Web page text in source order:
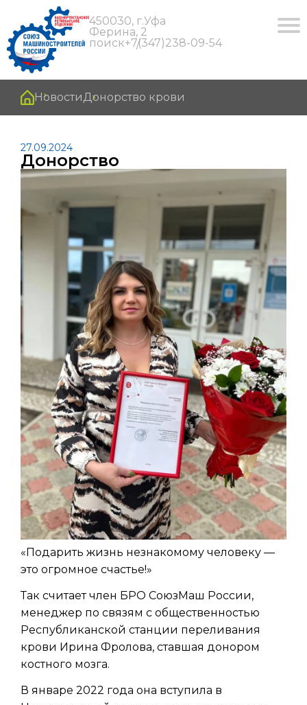
450030, г.Уфа
Ферина, 2
поиск+7(347)238-09-54
НовостиДонорство крови
27.09.2024
Донорство
«Подарить жизнь незнакомому человеку —
это огромное счастье!»
Так считает член БРО СоюзМаш России,
менеджер по связям с общественностью
Республиканской станции переливания
крови Ирина Фролова, ставшая донором
костного мозга.
В январе 2022 года она вступила в